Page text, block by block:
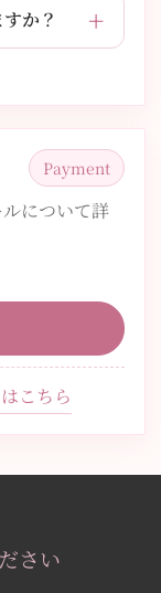
か？
Payment
について詳
こちら
さい